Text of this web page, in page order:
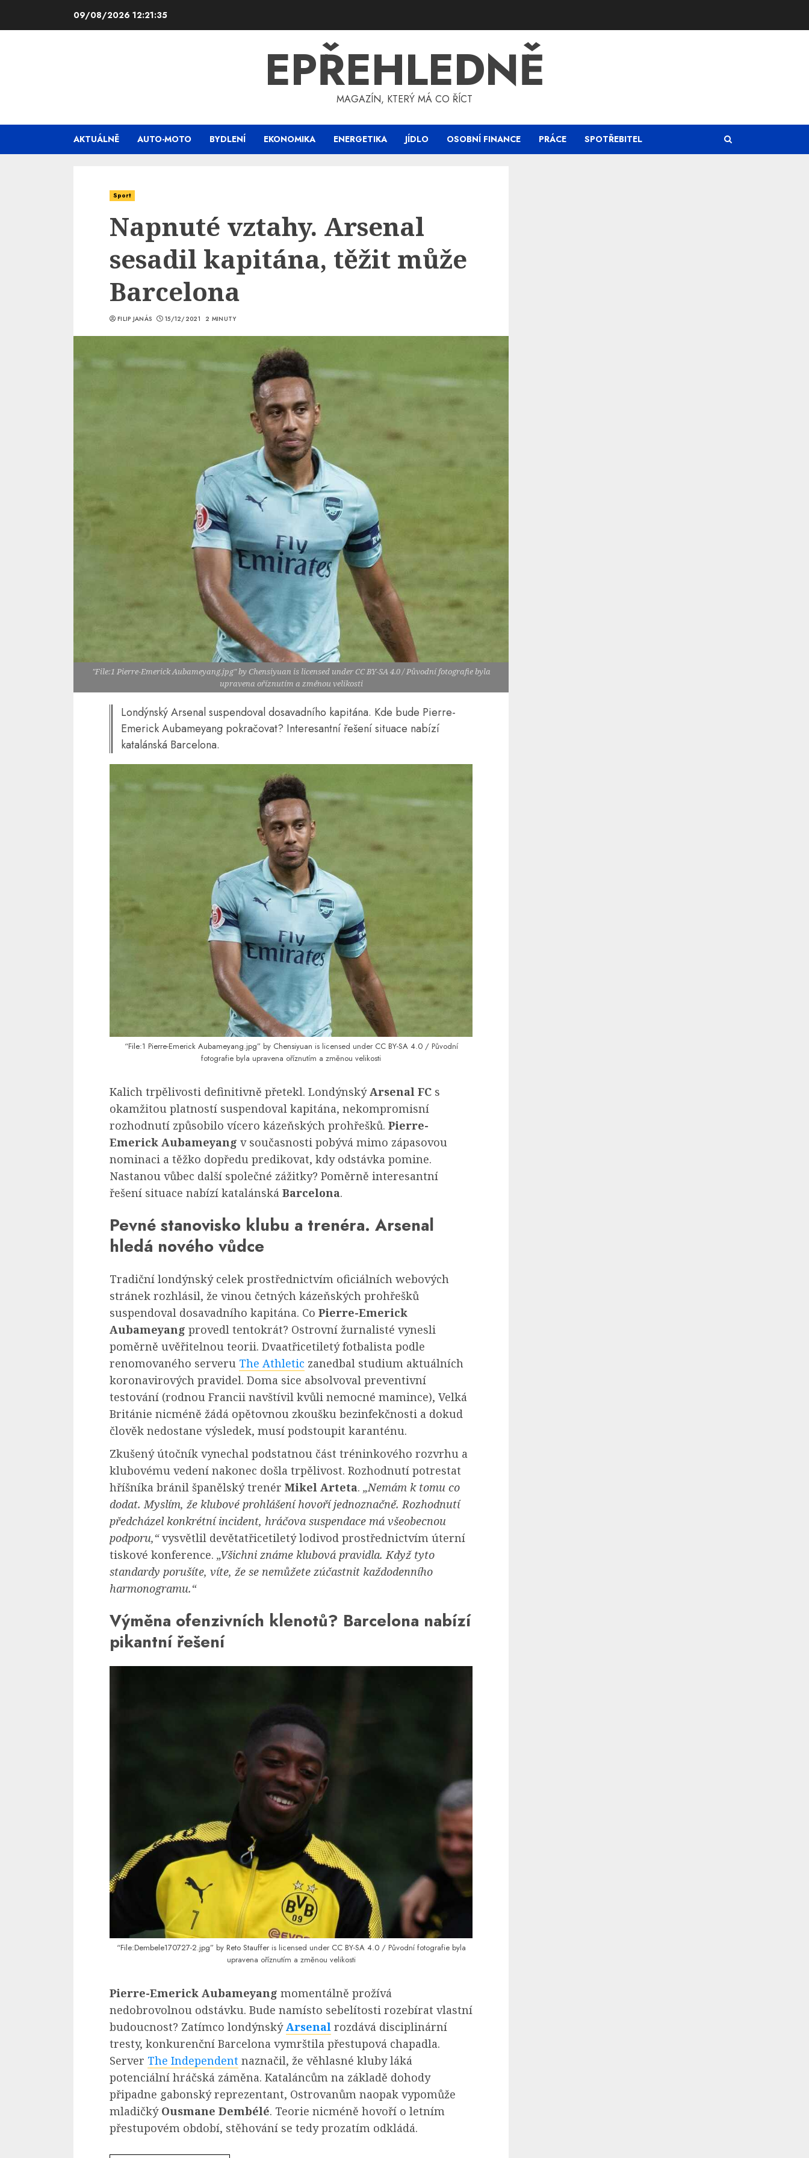
09/08/2026 12:21:37
EPŘEHLEDNĚ
MAGAZÍN, KTERÝ MÁ CO ŘÍCT
AKTUÁLNĚ AUTO-MOTO BYDLENÍ EKONOMIKA ENERGETIKA JÍDLO OSOBNÍ FINANCE PRÁCE SPOTŘEBITEL
Sport
Napnuté vztahy. Arsenal
sesadil kapitána, těžit může
Barcelona
FILIP JANÁS 15/12/2021 2 MINUTY
"File:1 Pierre-Emerick Aubameyang.jpg" by Chensiyuan is licensed under CC BY-SA 4.0 / Původní fotografie byla
upravena oříznutím a změnou velikosti
Londýnský Arsenal suspendoval dosavadního kapitána. Kde bude Pierre-
Emerick Aubameyang pokračovat? Interesantní řešení situace nabízí
katalánská Barcelona.
“File:1 Pierre-Emerick Aubameyang.jpg” by Chensiyuan is licensed under CC BY-SA 4.0/ Původní
fotografie byla upravena oříznutím a změnou velikosti
Kalich trpělivosti definitivně přetekl. LondýnskýArsenal FC s
okamžitou platností suspendoval kapitána, nekompromisní
rozhodnutí způsobilo vícero kázeňských prohřešků. Pierre-
Emerick Aubameyang v současnosti pobývá mimo zápasovou
nominaci a těžko dopředu predikovat, kdy odstávka pomine.
Nastanou vůbec další společné zážitky? Poměrně interesantní
řešení situace nabízí katalánská Barcelona.
Pevné stanovisko klubu a trenéra. Arsenal
hledá nového vůdce
Tradiční londýnský celek prostřednictvím oficiálních webových
stránek rozhlásil, že vinou četných kázeňských prohřešků
suspendoval dosavadního kapitána. Co Pierre-Emerick
Aubameyang provedl tentokrát? Ostrovní žurnalisté vynesli
poměrně uvěřitelnou teorii. Dvaatřicetiletý fotbalista podle
renomovaného serveru The Athletic zanedbal studium aktuálních
koronavirových pravidel. Doma sice absolvoval preventivní
testování (rodnou Francii navštívil kvůli nemocné mamince), Velká
Británie nicméně žádá opětovnou zkoušku bezinfekčnosti a dokud
člověk nedostane výsledek, musí podstoupit karanténu.
Zkušený útočník vynechal podstatnou část tréninkového rozvrhu a
klubovému vedení nakonec došla trpělivost. Rozhodnutí potrestat
hříšníka bránil španělský trenér Mikel Arteta. „Nemám k tomu co
dodat. Myslím, že klubové prohlášení hovoří jednoznačně. Rozhodnutí
předcházel konkrétní incident, hráčova suspendace má všeobecnou
podporu,“vysvětlil devětatřicetiletý lodivod prostřednictvím úterní
tiskové konference. „Všichni známe klubová pravidla. Když tyto
standardy porušíte, víte, že se nemůžete zúčastnit každodenního
harmonogramu.“
Výměna ofenzivních klenotů? Barcelona nabízí
pikantní řešení
“File:Dembele170727-2.jpg” by Reto Staufferis licensed under CC BY-SA 4.0/ Původní fotografie byla
upravena oříznutím a změnou velikosti
Pierre-Emerick Aubameyang momentálně prožívá
nedobrovolnou odstávku. Bude namísto sebelítosti rozebírat vlastní
budoucnost? Zatímco londýnskýArsenal rozdává disciplinární
tresty, konkurenční Barcelona vymrštila přestupová chapadla.
Server The Independent naznačil, že věhlasné kluby láká
potenciální hráčská záměna. Kataláncům na základě dohody
připadne gabonský reprezentant, Ostrovanům naopak vypomůže
mladičký Ousmane Dembélé. Teorie nicméně hovoří o letním
přestupovém období, stěhování se tedy prozatím odkládá.